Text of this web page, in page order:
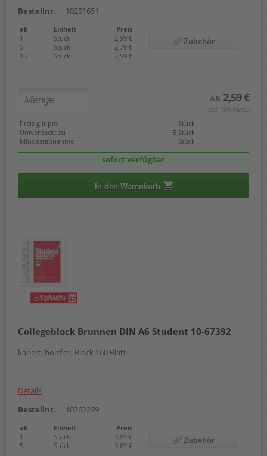
Bestellnr.
10251651
ab Einheit
Preis
1
Stück
2,99 €
5
Stück
2,79 €
10
Stück 2,59 €
Zubehör
AB 2,59 €
(zzgl. 19% Mwst.)
Preis gilt pro
1 Stück
Umverpackt zu
5 Stück
Mindestabnahme
1 Stück
sofort verfügbar
In den Warenkorb
Collegeblock Brunnen DIN A6 Student 10-67392
kariert, holzfrei, Block 160 Blatt
Details
Bestellnr.
10262229
ab Einheit
Preis
1
Stück
3,89 €
5
Stück 3,69 €
Zubehör